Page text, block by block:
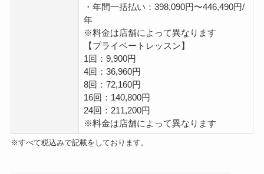
・年間一括払い：398,090円〜446,490円/
年
※料金は店舗によって異なります
【プライベートレッスン】
1回：9,900円
4回：36,960円
8回：72,160円
16回：140,800円
24回：211,200円
※料金は店舗によって異なります
※すべて税込みで記載をしております。